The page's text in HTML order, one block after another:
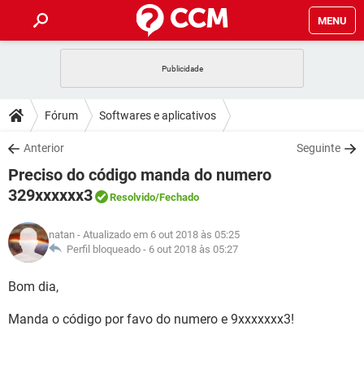
MENU
CELULAR FACEBOOK
OUTLOOK
INSTAGRAM GMAIL
GUIA DE COMPRAS
DICAS
JOGOS WHATSAPP
OUTLOOK
GUIA DE COMPRAS
DOWNLOADS
JOGOS WHATSAPP
CELULAR FACEBOOK
OUTLOOK EXCEL
INSTAGRAM
GUIA DE COMPRAS
FÓRUM
CELULAR FACEBOOK
GUIA DE COMPRAS
GLOSSÁRIO
JOGOS
CELULAR
OUTLOOK EXCEL
Fórum Softwares e aplicativos
Anterior Seguinte
Preciso do código manda do numero
329xxxxxx3
Resolvido/Fechado
natan - Atualizado em 6 out 2018 às 05:25
Perfil bloqueado - 6 out 2018 às 05:27
Bom dia,
Manda o código por favo do numero e 9xxxxxxx3!